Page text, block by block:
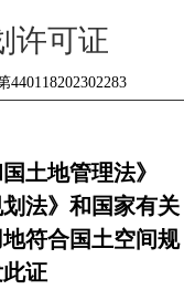
许可证
土地管理法》
划法》和国家有关
符合国土空间规
证